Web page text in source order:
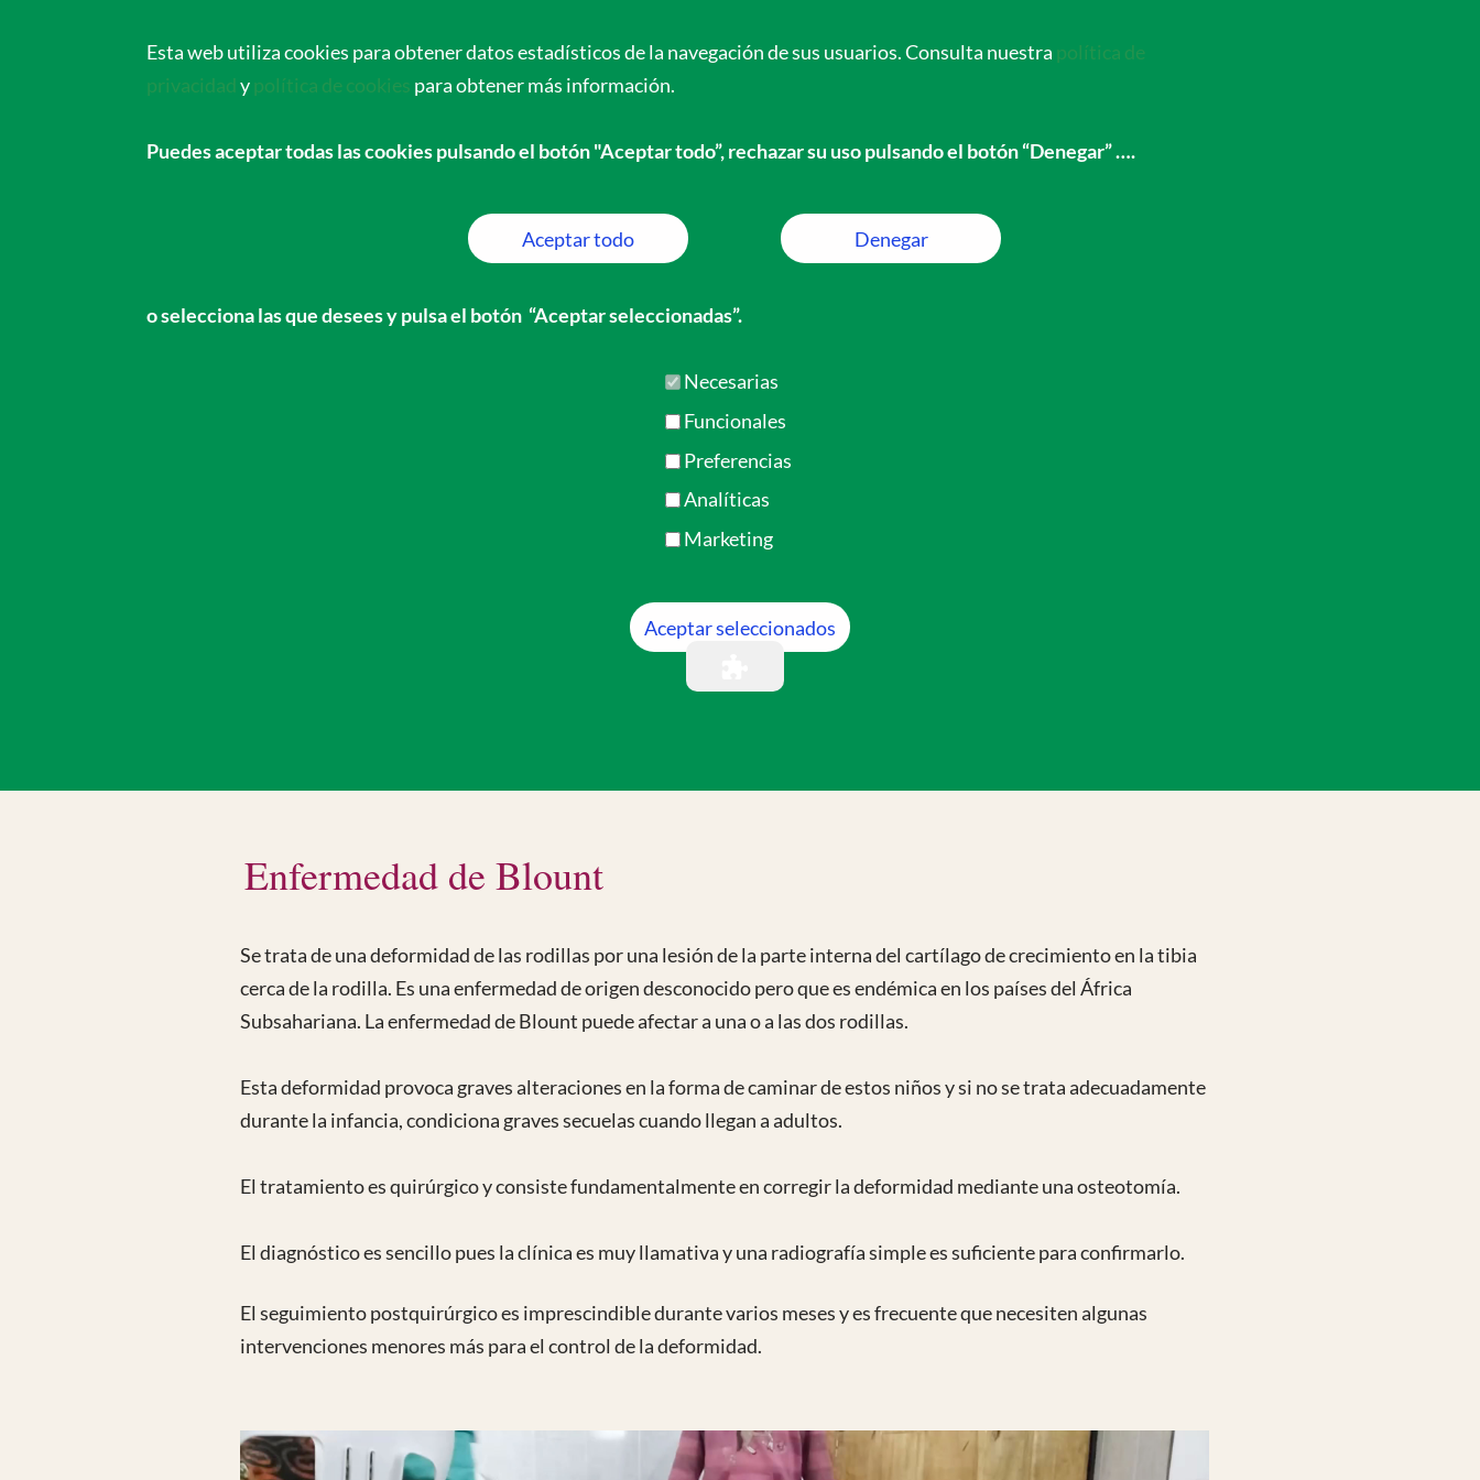
Inicio Expediciones Proyecto COEM Colaboración
Proyecto Blount
los miembros inferiores
Enfermedad de Blount
Se trata de una deformidad de las rodillas por una lesión de la parte interna del cartílago de crecimiento en la tibia
cerca de la rodilla. Es una enfermedad de origen desconocido pero que es endémica en los países del África
Subsahariana. La enfermedad de Blount puede afectar a una o a las dos rodillas.
Esta deformidad provoca graves alteraciones en la forma de caminar de estos niños y si no se trata adecuadamente
durante la infancia, condiciona graves secuelas cuando llegan a adultos.
El tratamiento es quirúrgico y consiste fundamentalmente en corregir la deformidad mediante una osteotomía.
El diagnóstico es sencillo pues la clínica es muy llamativa y una radiografía simple es suficiente para confirmarlo.
El seguimiento postquirúrgico es imprescindible durante varios meses y es frecuente que necesiten algunas
intervenciones menores más para el control de la deformidad.
Esta web utiliza cookies para obtener datos estadísticos de la navegación de sus usuarios. Consulta nuestra política de
privacidadypolítica de cookies para obtener más información.
Puedes aceptar todas las cookies pulsando el botón "Aceptar todo”, rechazar su uso pulsando el botón “Denegar” ….
Aceptar todo Denegar
o selecciona las que desees y pulsa el botón “Aceptar seleccionadas”.
Necesarias
Funcionales
Preferencias
Analíticas
Marketing
Aceptar seleccionados